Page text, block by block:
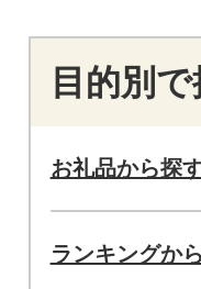
目的別
お礼品から探
ランキングか